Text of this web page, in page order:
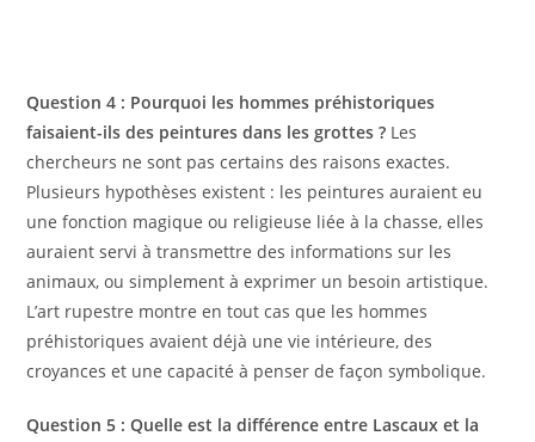
Question 4 : Pourquoi les hommes préhistoriques
faisaient-ils des peintures dans les grottes ? Les
chercheurs ne sont pas certains des raisons exactes.
Plusieurs hypothèses existent : les peintures auraient eu
une fonction magique ou religieuse liée à la chasse, elles
auraient servi à transmettre des informations sur les
animaux, ou simplement à exprimer un besoin artistique.
L’art rupestre montre en tout cas que les hommes
préhistoriques avaient déjà une vie intérieure, des
croyances et une capacité à penser de façon symbolique.
Question 5 : Quelle est la différence entre Lascaux et la